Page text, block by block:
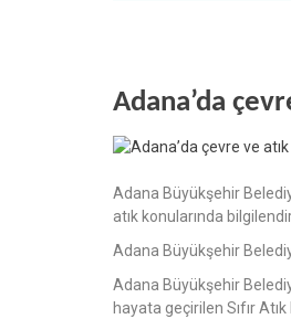
Adana’da
Adana Büyükşehir
atık konularında
Adana Büyükşehir
Adana Büyükşehir
hayata geçirilen Sıfır